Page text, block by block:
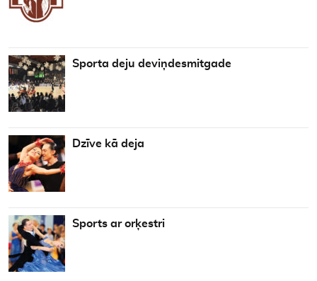
Sporta deju deviņdesmitgade
Dzīve kā deja
Sports ar orķestri